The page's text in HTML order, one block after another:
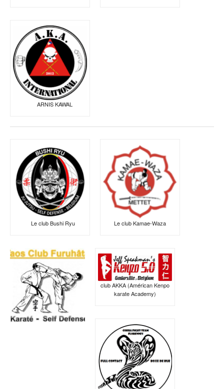
ARNIS KAWAL
Le club Bushi Ryu Le club Kamae-Waza
club AKKA (Américan Kenpo
karate Academy)